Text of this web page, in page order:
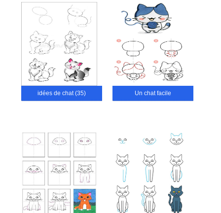
idées de chat (35) Un chat facile